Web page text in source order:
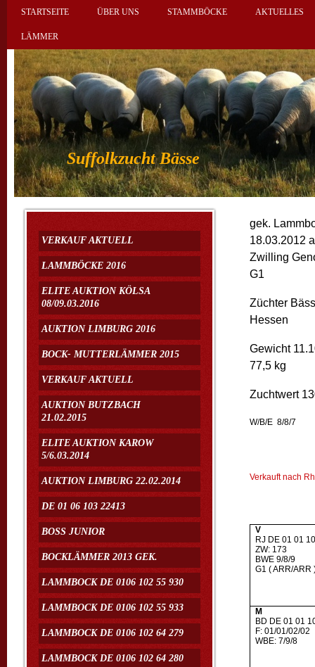
STARTSEITE ÜBER UNS STAMMBÖCKE AKTUELLES
LÄMMER
Suffolkzucht Bässe
VERKAUF AKTUELL
LAMMBÖCKE 2016
ELITE AUKTION KÖLSA
08/09.03.2016
AUKTION LIMBURG 2016
BOCK- MUTTERLÄMMER 2015
VERKAUF AKTUELL
AUKTION BUTZBACH
21.02.2015
ELITE AUKTION KAROW
5/6.03.2014
AUKTION LIMBURG 22.02.2014
DE 01 06 103 22413
BOSS JUNIOR
BOCKLÄMMER 2013 GEK.
LAMMBOCK DE 0106 102 55 930
LAMMBOCK DE 0106 102 55 933
LAMMBOCK DE 0106 102 64 279
LAMMBOCK DE 0106 102 64 280
gek.
18.03.2012
Zwilling
G1
Züchter
Hessen
Gewicht
77,5 kg
Zuchtwert
W/B/E 8/8/7
Verkauft nach
V
RJ DE 01 01
ZW: 173
BWE 9/8/9
G1 ( ARR/ARR
M
BD DE 01 01
F: 01/01/02/02
WBE: 7/9/8